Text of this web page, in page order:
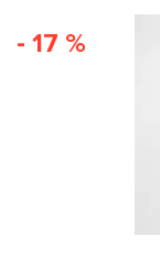
- 17 %